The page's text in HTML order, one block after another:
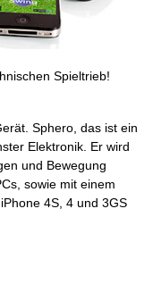
Spieltrieb!
Sphero, das ist ein
Elektronik. Er wird
und Bewegung
sowie mit einem
4S, 4 und 3GS